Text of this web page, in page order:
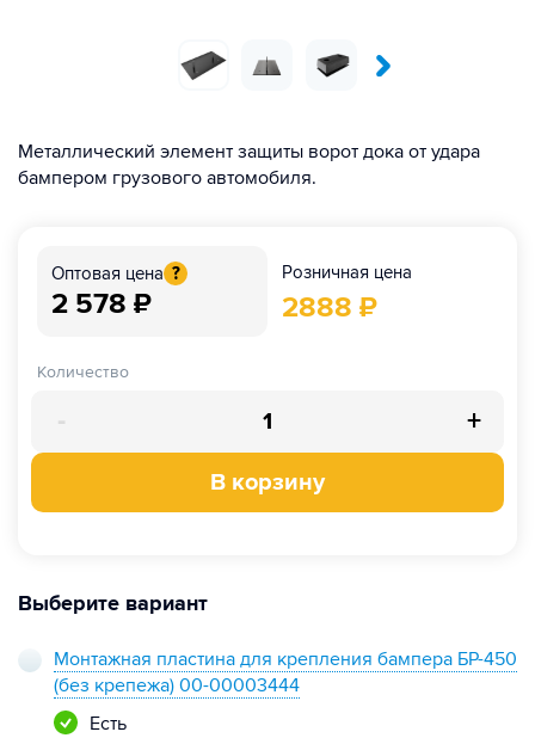
Металлический элемент защиты ворот дока от удара
бампером грузового автомобиля.
Оптовая цена ?
2 578 ₽
Розничная цена
2888 ₽
Количество
- +
В корзину
Выберите вариант
Монтажная пластина для крепления бампера БР-450
(без крепежа) 00-00003444
Есть